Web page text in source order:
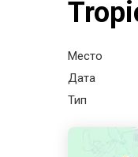
Место
Дата
Тип